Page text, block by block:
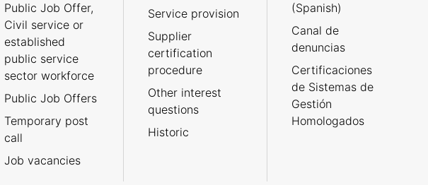
Public Job Offer,
Civil service or
established
public service
sector workforce
Public Job Offers
Temporary post
call
Job vacancies
Service provision
Supplier
certification
procedure
Other interest
questions
Historic
(Spanish)
Canal de
denuncias
Certificaciones
de Sistemas de
Gestión
Homologados